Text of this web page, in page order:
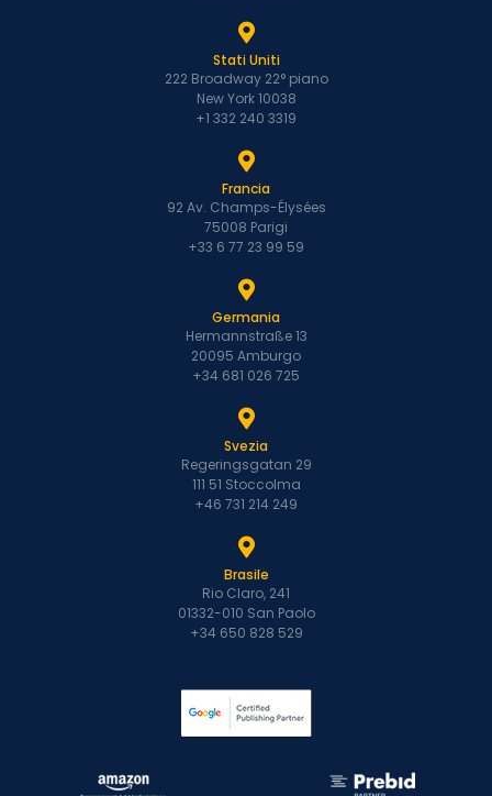
Stati Uniti
222 Broadway 22° piano
New York 10038
+1 332 240 3319
Francia
92 Av. Champs-Élysées
75008 Parigi
+33 6 77 23 99 59
Germania
Hermannstraße 13
20095 Amburgo
+34 681 026 725
Svezia
Regeringsgatan 29
111 51 Stoccolma
+46 731 214 249
Brasile
Rio Claro, 241
01332-010 San Paolo
+34 650 828 529